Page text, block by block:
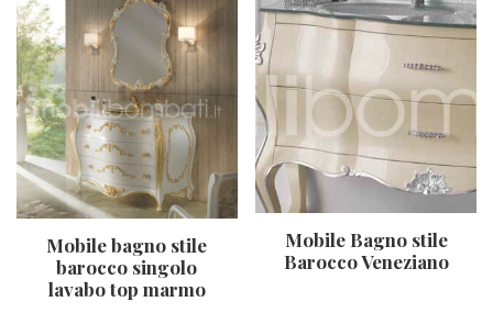
Mobile bagno stile
barocco singolo
lavabo top marmo
Mobile Bagno stile
Barocco Veneziano